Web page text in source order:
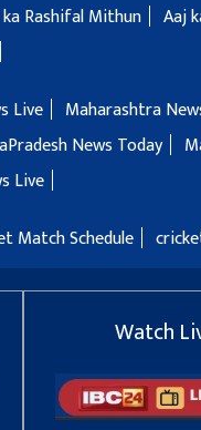
Rashifal Mithun
Aaj
Live Maharashtra
News Today
Live
Match Schedule
Watch